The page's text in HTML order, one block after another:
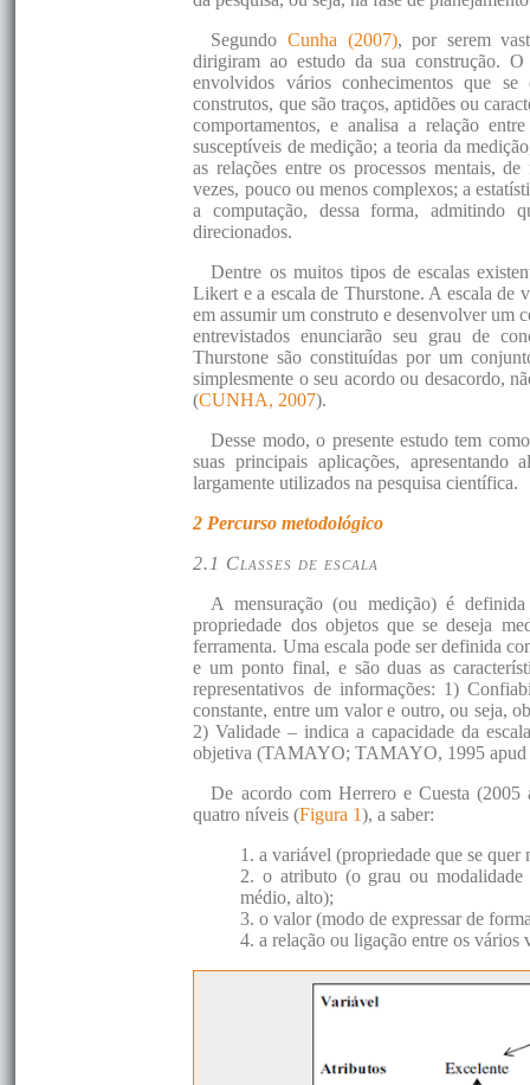
Segundo Cunha (2007), por serem
dirigiram ao estudo da sua construção.
envolvidos vários conhecimentos que
construtos, que são traços, aptidões ou
comportamentos, e analisa a relação
susceptíveis de medição; a teoria da
as relações entre os processos mentais,
vezes, pouco ou menos complexos; a
a computação, dessa forma, admitindo
direcionados.
Dentre os muitos tipos de escalas
Likert e a escala de Thurstone. A escala
em assumir um construto e desenvolver um
entrevistados enunciarão seu grau de
Thurstone são constituídas por um
simplesmente o seu acordo ou desacordo,
(CUNHA, 2007).
Desse modo, o presente estudo tem
suas principais aplicações,
largamente utilizados na pesquisa científica.
2 Percurso metodológico
2.1 Classes de escala
A mensuração (ou medição) é
propriedade dos objetos que se deseja
ferramenta. Uma escala pode ser definida
e um ponto final, e são duas as
representativos de informações: 1)
constante, entre um valor e outro, ou seja,
2) Validade – indica a capacidade da
objetiva (TAMAYO; TAMAYO, 1995
De acordo com Herrero e Cuesta
quatro níveis (Figura 1), a saber:
1. a variável (propriedade que se
2. o atributo (o grau ou modalidade
médio, alto);
3. o valor (modo de expressar de
4. a relação ou ligação entre os vários